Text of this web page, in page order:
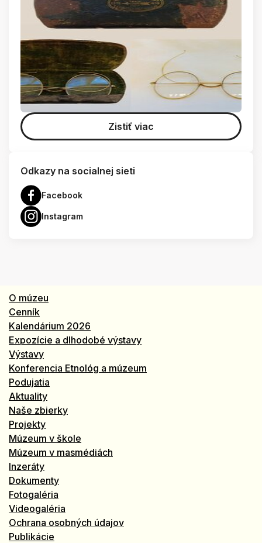
Zistiť viac
Odkazy na socialnej sieti
Facebook
Instagram
O múzeu
Cenník
Kalendárium 2026
Expozície a dlhodobé výstavy
Výstavy
Konferencia Etnológ a múzeum
Podujatia
Aktuality
Naše zbierky
Projekty
Múzeum v škole
Múzeum v masmédiách
Inzeráty
Dokumenty
Fotogaléria
Videogaléria
Ochrana osobných údajov
Publikácie